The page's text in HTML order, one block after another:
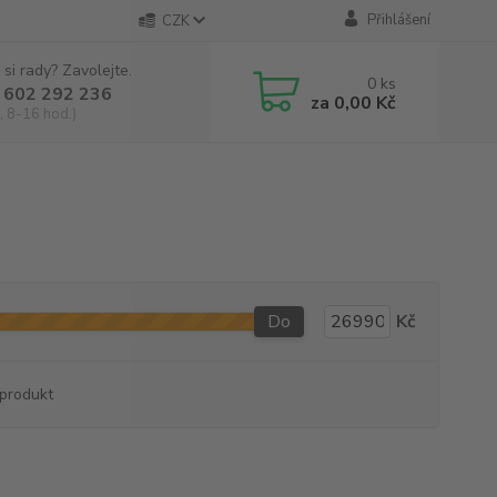
CZK Přihlášení
rady? Zavolejte.
292 236
8-16 hod.)
0 ks
za 0,00 Kč
Do Kč